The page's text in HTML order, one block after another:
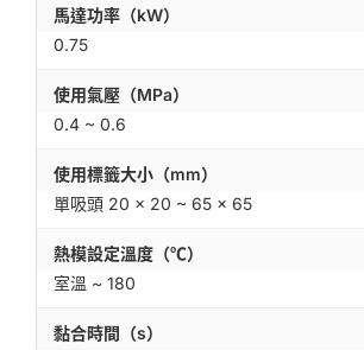
馬達功率（kW）
0.75
使用氣壓（MPa）
0.4 ~ 0.6
使用標籤大小（mm）
單吸頭 20 × 20 ~ 65 × 65
熱模設定溫度（℃）
室溫 ~ 180
黏合時間（s）